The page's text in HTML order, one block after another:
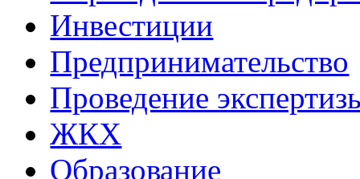
Инвестиции
Предпринимательство
Проведение
ЖКХ
Образование